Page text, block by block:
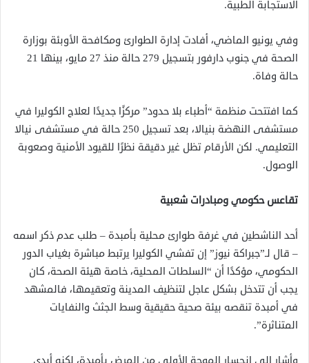
الاستجابة الطبية.
وفي يونيو الماضي، أفادت إدارة الطوارئ ومكافحة الأوبئة بوزارة
الصحة في جنوب دارفور بتسجيل 279 حالة منذ 27 مايو، بينها 21
حالة وفاة.
كما افتتحت منظمة “أطباء بلا حدود” مركزًا جديدًا لعلاج الكوليرا في
مستشفى النهضة بنيالا، بعد تسجيل 250 حالة في مستشفى نيالا
التعليمي. لكن الأرقام تظل غير دقيقة نظرًا للقيود الأمنية وصعوبة
الوصول.
تقاعس حكومي ومبادرات شعبية
أحد الناشطين في غرفة طوارئ محلية بأمبدة – طلب عدم ذكر اسمه
– قال لـ”جبراكة نيوز” إن تفشي الكوليرا يرتبط مباشرة بغياب الدور
الحكومي، مؤكدًا أن “السلطات المحلية، خاصة هيئة الصحة، كان
يجب أن تتدخل بشكل عاجل لتنظيف المدينة وتعقيمها، فالمشهد
في أمبدة تنقصه بيئة صحية حقيقية وسط الجثث والنفايات
المتناثرة”.